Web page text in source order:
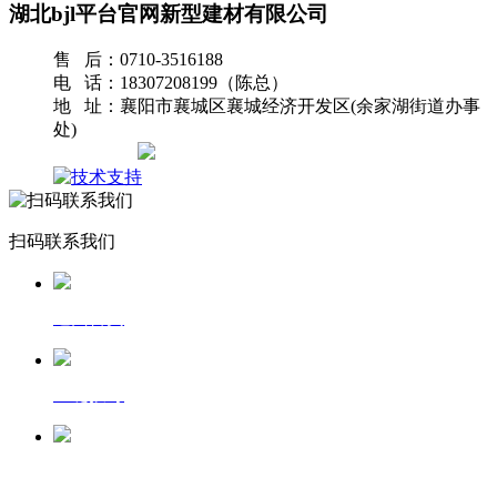
湖北bjl平台官网新型建材有限公司
售 后：0710-3516188
电 话：18307208199（陈总）
地 址：襄阳市襄城区襄城经济开发区(余家湖街道办事
处)
扫码联系我们